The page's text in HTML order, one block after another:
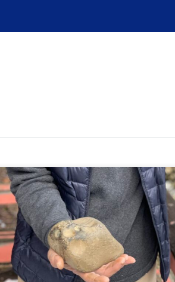
年2月8日（日）に開催されるセミナーのご案
です。今回は、サウンド・アーティストの鈴木
男氏 […]